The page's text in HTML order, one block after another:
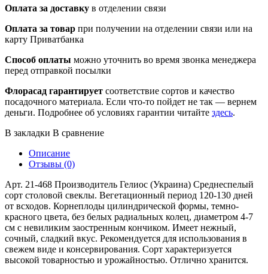
Оплата за доставку в отделении связи
Оплата за товар при получении на отделении связи или на
карту Приватбанка
Способ оплаты можно уточнить во время звонка менеджера
перед отправкой посылки
Флорасад гарантирует соответствие сортов и качество
посадочного материала. Если что-то пойдет не так — вернем
деньги. Подробнее об условиях гарантии читайте здесь.
В закладки В сравнение
Описание
Отзывы (0)
Арт. 21-468 Производитель Гелиос (Украина) Среднеспелый
сорт столовой свеклы. Вегетационный период 120-130 дней
от всходов. Корнеплоды цилиндрической формы, темно-
красного цвета, без белых радиальных колец, диаметром 4-7
см с невиликим заостренным кончиком. Имеет нежный,
сочный, сладкий вкус. Рекомендуется для использования в
свежем виде и консервирования. Сорт характеризуется
высокой товарностью и урожайностью. Отлично хранится.